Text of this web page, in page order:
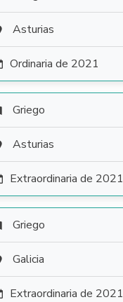
Asturias
Ordinaria de 2021
Griego
Asturias
Extraordinaria de 2021
Griego
Galicia
Extraordinaria de 2021